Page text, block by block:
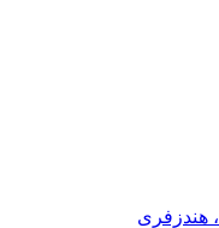
هندزفری